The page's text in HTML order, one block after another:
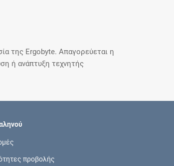
της Ergobyte. Απαγορεύεται η
ή ανάπτυξη τεχνητής
προβολής